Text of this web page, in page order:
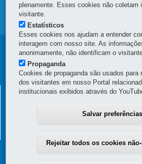
MAPA DO SITE
Navegação
principal
SUPERINTENDÊNCIA
DESENVOLVIMENTO
Rua Jacy Loureiro de Campos, s/n - 4º
plenamente. Esses cookies não coletam
visitante.
Estatísticos
Esses cookies nos ajudam a entender
interagem com nosso site. As
anonimamente, não identificam o
Propaganda
Cookies de propaganda são usados para
dos visitantes em nosso Portal
institucionais exibidos através do
Salvar preferências
Rejeitar todos os cookies